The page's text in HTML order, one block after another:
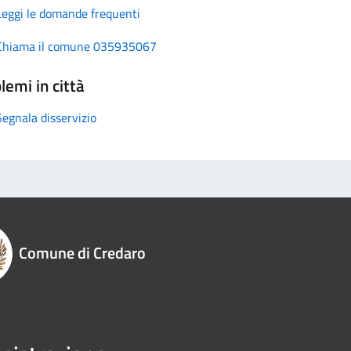
le domande frequenti
il comune 035935067
in città
disservizio
Comune di Credaro